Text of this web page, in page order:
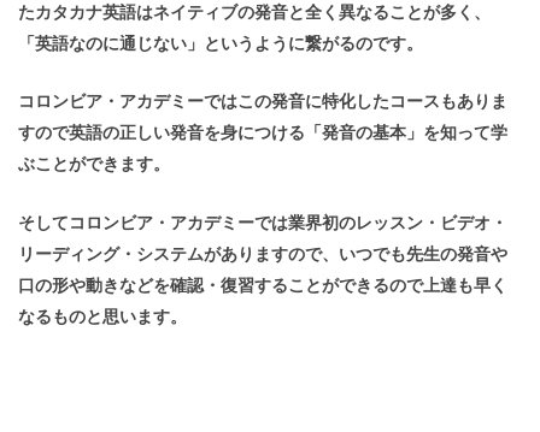
たカタカナ英語はネイティブの発音と全く異なることが多く、
「英語なのに通じない」というように繋がるのです。
コロンビア・アカデミーではこの発音に特化したコースもありま
すので英語の正しい発音を身につける「発音の基本」を知って学
ぶことができます。
そしてコロンビア・アカデミーでは業界初のレッスン・ビデオ・
リーディング・システムがありますので、いつでも先生の発音や
口の形や動きなどを確認・復習することができるので上達も早く
なるものと思います。